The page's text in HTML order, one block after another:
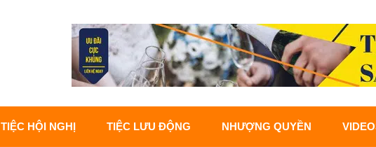
TIỆC HỘI NGHỊ TIỆC LƯU ĐỘNG NHƯỢNG QUYỀN